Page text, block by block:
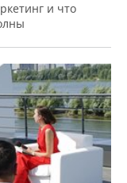
и что